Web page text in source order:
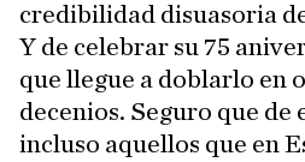
credibilidad disuasoria
Y de celebrar su 75
que llegue a doblarlo en
decenios. Seguro que de
incluso aquellos que en